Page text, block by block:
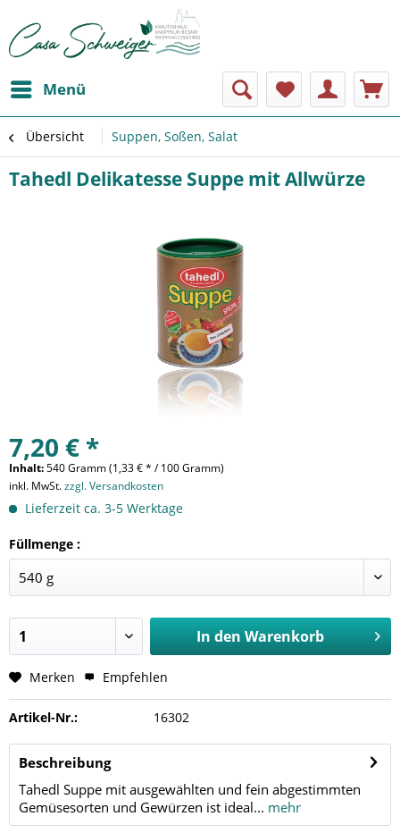
Menü
Übersicht Suppen, Soßen, Salat
Tahedl Delikatesse Suppe mit Allwürze
7,20 € *
Inhalt:540 Gramm (1,33 € * / 100 Gramm)
inkl. MwSt.zzgl. Versandkosten
Lieferzeit ca. 3-5 Werktage
Füllmenge :
In den Warenkorb
Merken Empfehlen
Artikel-Nr.: 16302
Beschreibung
Tahedl Suppe mit ausgewählten und fein abgestimmten
Gemüsesorten und Gewürzen ist ideal... mehr